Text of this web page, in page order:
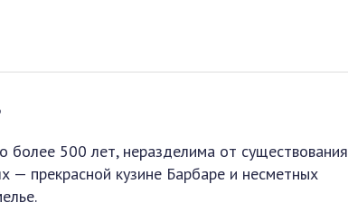
более 500 лет, неразделима от существования
— прекрасной кузине Барбаре и несметных